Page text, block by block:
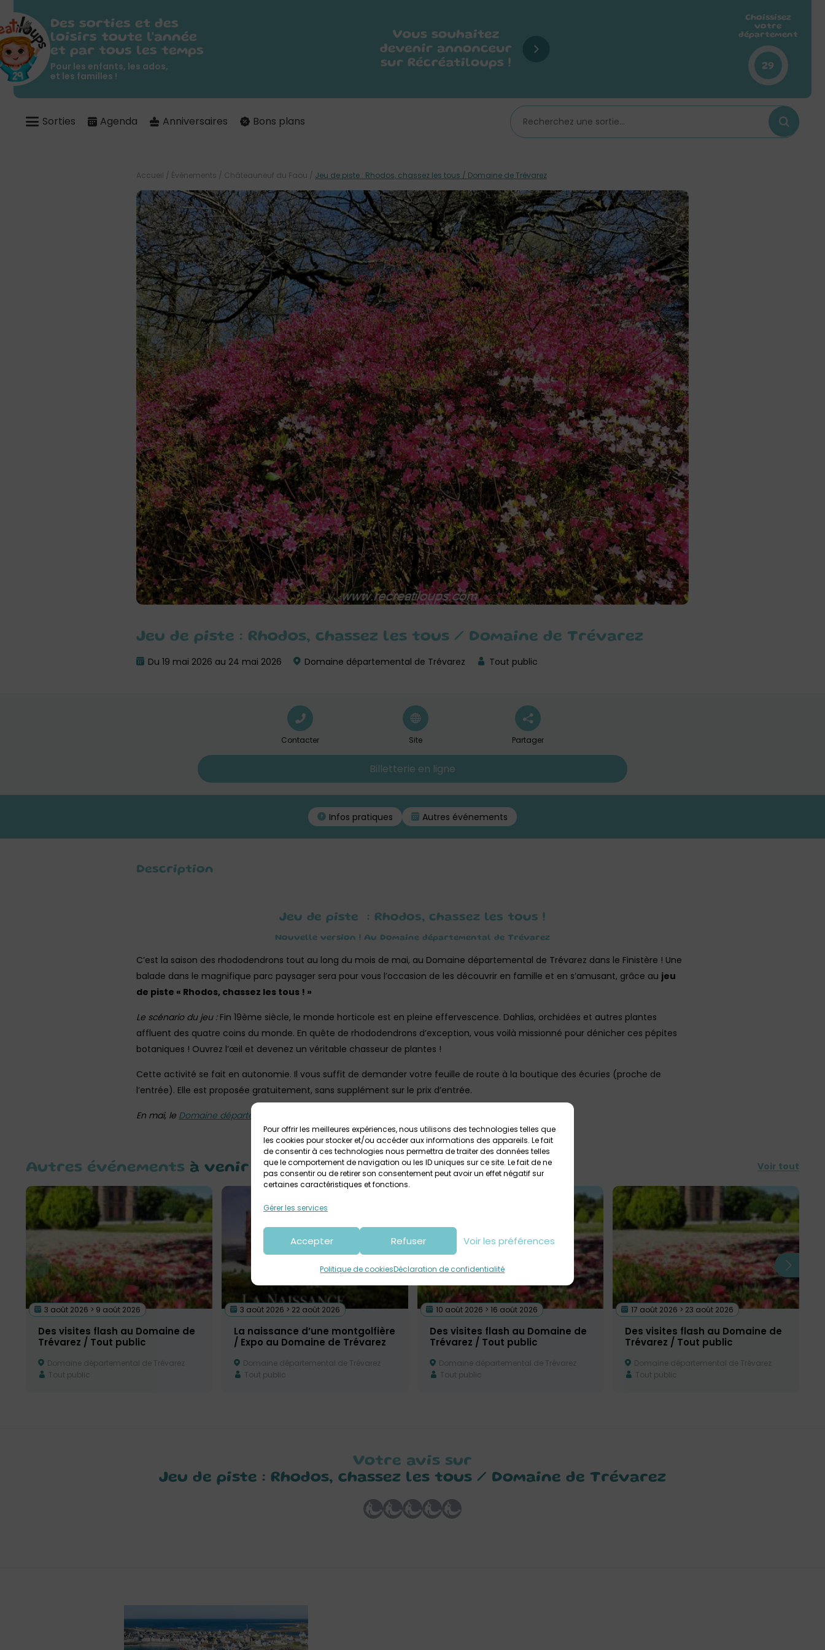
Pour offrir les meilleures expériences, nous utilisons des technologies telles que
les cookies pour stocker et/ou accéder aux informations des appareils. Le fait
de consentir à ces technologies nous permettra de traiter des données telles
que le comportement de navigation ou les ID uniques sur ce site. Le fait de ne
pas consentir ou de retirer son consentement peut avoir un effet négatif sur
certaines caractéristiques et fonctions.
Gérer les services
Accepter Refuser Voir les préférences
Politique de cookiesDéclaration de confidentialité
Des sorties et des
loisirs toute l'année
et par tous les temps
Pour les enfants, les ados,
et les familles !
Choissisez
votre
département
29
Sorties Agenda Anniversaires Bons plans
Jeu de piste : Rhodos, chassez les tous / Domaine de Trévarez
Du 19 mai 2026 au 24 mai 2026 Domaine départemental de Trévarez Tout public
Accueil / Évènements / Châteauneuf du Faou / Jeu de piste : Rhodos, chassez les tous / Domaine de Trévarez
Contacter Site Partager
Billetterie en ligne
Infos pratiques Autres événements
Description
Jeu de piste : Rhodos, chassez les tous !
Nouvelle version ! Au Domaine départemental de Trévarez
C’est la saison des rhododendrons tout au long du mois de mai, au Domaine départemental de Trévarez dans le Finistère ! Une
balade dans le magnifique parc paysager sera pour vous l’occasion de les découvrir en famille et en s’amusant, grâce au jeu
de piste « Rhodos, chassez les tous ! »
Le scénario du jeu :Fin 19ème siècle, le monde horticole est en pleine effervescence. Dahlias, orchidées et autres plantes
affluent des quatre coins du monde. En quête de rhododendrons d’exception, vous voilà missionné pour dénicher ces pépites
botaniques ! Ouvrez l’œil et devenez un véritable chasseur de plantes !
Cette activité se fait en autonomie. Il vous suffit de demander votre feuille de route à la boutique des écuries (proche de
l’entrée). Elle est proposée gratuitement, sans supplément sur le prix d’entrée.
En mai, le Domaine départemental de Trévarez
Autres événements à venir Voir tout
3 août 2026 > 9 août 2026
Des visites flash au Domaine de
Trévarez / Tout public
Domaine départemental de Trévarez
Tout public
3 août 2026 > 22 août 2026
La naissance d’une montgolfière
/ Expo au Domaine de Trévarez
Domaine départemental de Trévarez
Tout public
10 août 2026 > 16 août 2026
Des visites flash au Domaine de
Trévarez / Tout public
Domaine départemental de Trévarez
Tout public
17 août 2026 > 23 août 2026
Des visites flash au Domaine de
Trévarez / Tout public
Domaine départemental de Trévarez
Tout public
Votre avis sur
Jeu de piste : Rhodos, chassez les tous / Domaine de Trévarez